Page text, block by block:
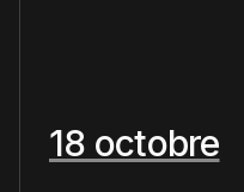
18 octobre